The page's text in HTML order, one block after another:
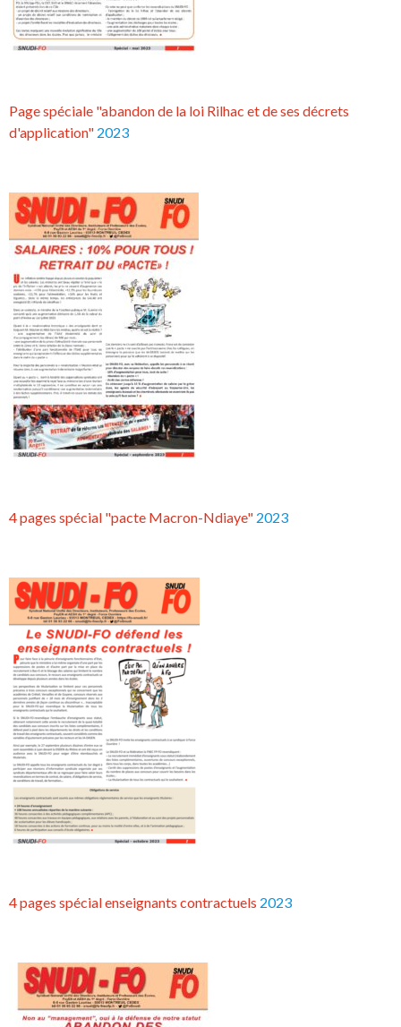
Page spéciale "abandon de la loi Rilhac et de ses décrets
d'application" 2023
4 pages spécial "pacte Macron-Ndiaye" 2023
4 pages spécial enseignants contractuels 2023